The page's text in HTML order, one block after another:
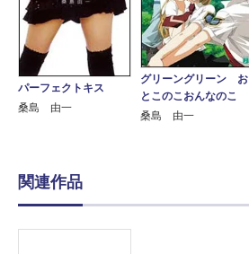
パーフェクトキス
桑島 由一
グリーングリーン お
とこのこおんなのこ
桑島 由一
関連作品